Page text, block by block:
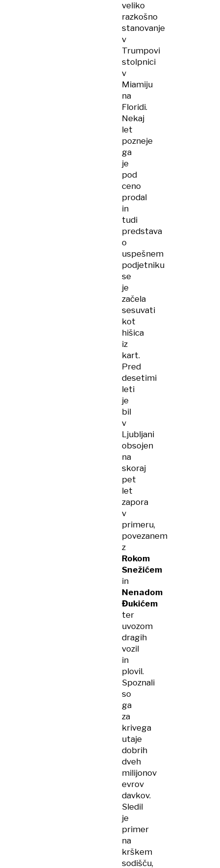
veliko
razkošno
stanovanje
v
Trumpovi
stolpnici
v
Miamiju
na
Floridi.
Nekaj
let
pozneje
ga
je
pod
ceno
prodal
in
tudi
predstava
o
uspešnem
podjetniku
se
je
začela
sesuvati
kot
hišica
iz
kart.
Pred
desetimi
leti
je
bil
v
Ljubljani
obsojen
na
skoraj
pet
let
zapora
v
primeru,
povezanem
z
Rokom
Snežićem
in
Nenadom
Đukićem
ter
uvozom
dragih
vozil
in
plovil.
Spoznali
so
ga
za
krivega
utaje
dobrih
dveh
milijonov
evrov
davkov.
Sledil
je
primer
na
krškem
sodišču,